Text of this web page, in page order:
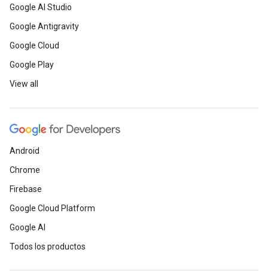
Google AI Studio
Google Antigravity
Google Cloud
Google Play
View all
Android
Chrome
Firebase
Google Cloud Platform
Google AI
Todos los productos